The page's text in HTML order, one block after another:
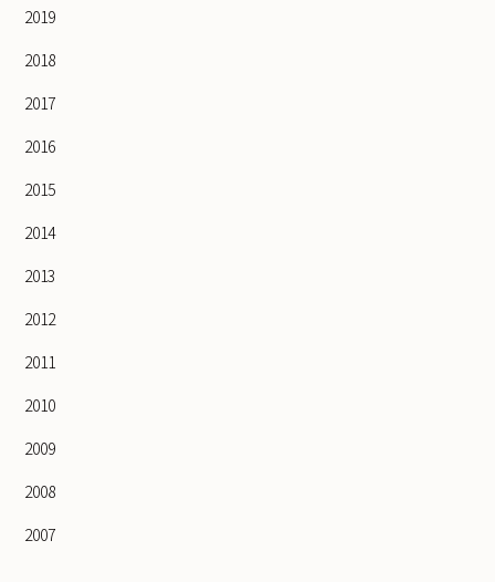
2019
2018
2017
2016
2015
2014
2013
2012
2011
2010
2009
2008
2007